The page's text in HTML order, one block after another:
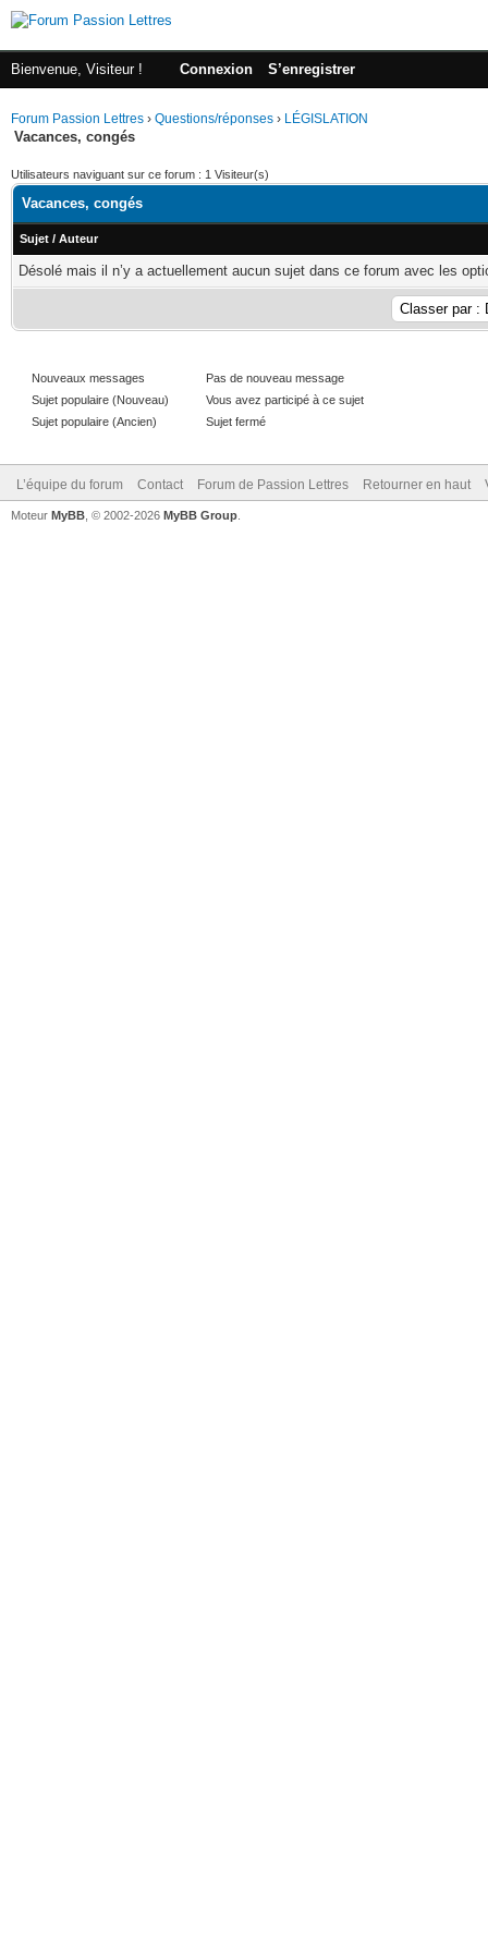
Bienvenue, Visiteur ! Connexion S’enregistrer
Forum Passion Lettres › Questions/réponses › LÉGISLATION
Vacances, congés
Utilisateurs naviguant sur ce forum : 1 Visiteur(s)
Vacances, congés
Sujet / Auteur
Désolé mais il n’y a actuellement aucun sujet dans ce forum avec les
Nouveaux messages
Sujet populaire (Nouveau)
Sujet populaire (Ancien)
Pas de nouveau message
Vous avez participé à ce sujet
Sujet fermé
L’équipe du forum Contact Forum de Passion Lettres Retourner en haut
Moteur MyBB , © 2002-2026 MyBB Group